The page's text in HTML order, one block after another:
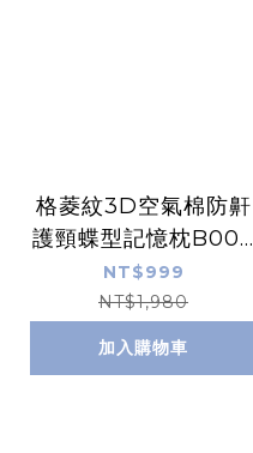
格菱紋3D空氣棉防鼾
護頸蝶型記憶枕B000
26
NT$999
NT$1,980
加入購物車